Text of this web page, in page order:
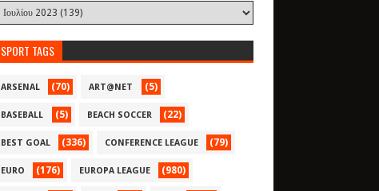
SPORT TAGS
ARSENAL (70) ART@NET (5)
BASEBALL (5) BEACH SOCCER (22)
BEST GOAL (336) CONFERENCE LEAGUE (79)
EURO (176) EUROPA LEAGUE (980)